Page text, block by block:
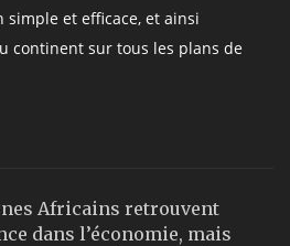
simple et efficace, et ainsi
continent sur tous les plans de
Africains retrouvent
dans l’économie, mais